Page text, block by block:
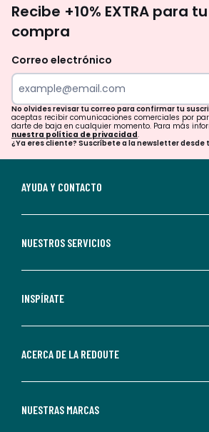
te
tu
para
tu
parte
Recibe +10% EXTRA para
compra
Correo electrónico
No olvides revisar tu correo para confirmar tu
aceptas recibir comunicaciones comerciales por
darte de baja en cualquier momento. Para más
nuestra política de privacidad.
¿Ya eres cliente? Suscríbete a la newsletter desde
AYUDA Y CONTACTO
NUESTROS SERVICIOS
INSPÍRATE
ACERCA DE LA REDOUTE
NUESTRAS MARCAS